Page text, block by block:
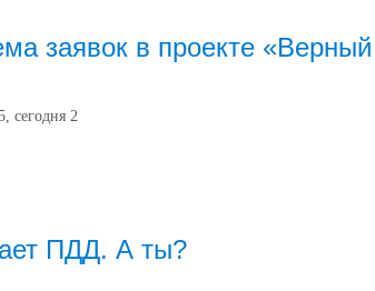
заявок в проекте «Верный
, сегодня 2
ПДД. А ты?